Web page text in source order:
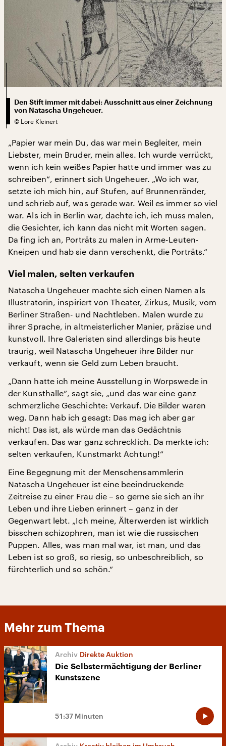
Den Stift immer mit dabei: Ausschnitt aus einer Zeichnung
von Natascha Ungeheuer.
© Lore Kleinert
„Papier war mein Du, das war mein Begleiter, mein
Liebster, mein Bruder, mein alles. Ich wurde verrückt,
wenn ich kein weißes Papier hatte und immer was zu
schreiben“, erinnert sich Ungeheuer. „Wo ich war,
setzte ich mich hin, auf Stufen, auf Brunnenränder,
und schrieb auf, was gerade war. Weil es immer so viel
war. Als ich in Berlin war, dachte ich, ich muss malen,
die Gesichter, ich kann das nicht mit Worten sagen.
Da fing ich an, Porträts zu malen in Arme-Leuten-
Kneipen und hab sie dann verschenkt, die Porträts.“
Viel malen, selten verkaufen
Natascha Ungeheuer machte sich einen Namen als
Illustratorin, inspiriert von Theater, Zirkus, Musik, vom
Berliner Straßen- und Nachtleben. Malen wurde zu
ihrer Sprache, in altmeisterlicher Manier, präzise und
kunstvoll. Ihre Galeristen sind allerdings bis heute
traurig, weil Natascha Ungeheuer ihre Bilder nur
verkauft, wenn sie Geld zum Leben braucht.
„Dann hatte ich meine Ausstellung in Worpswede in
der Kunsthalle“, sagt sie, „und das war eine ganz
schmerzliche Geschichte: Verkauf. Die Bilder waren
weg. Dann hab ich gesagt: Das mag ich aber gar
nicht! Das ist, als würde man das Gedächtnis
verkaufen. Das war ganz schrecklich. Da merkte ich:
selten verkaufen, Kunstmarkt Achtung!“
Eine Begegnung mit der Menschensammlerin
Natascha Ungeheuer ist eine beeindruckende
Zeitreise zu einer Frau die – so gerne sie sich an ihr
Leben und ihre Lieben erinnert – ganz in der
Gegenwart lebt. „Ich meine, Älterwerden ist wirklich
bisschen schizophren, man ist wie die russischen
Puppen. Alles, was man mal war, ist man, und das
Leben ist so groß, so riesig, so unbeschreiblich, so
fürchterlich und so schön.“
Mehr zum Thema
Direkte Auktion
Die Selbstermächtigung der Berliner
Kunstszene
51:37 Minuten